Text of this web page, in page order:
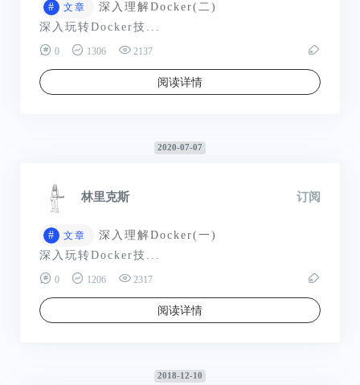
# 文章
深入理解Docker(二)
深入玩转Docker技...
0 1306 2137
阅读详情
2020-07-07
林里克斯 订阅
# 文章
深入理解Docker(一)
深入玩转Docker技...
0 1206 2317
阅读详情
2018-12-10